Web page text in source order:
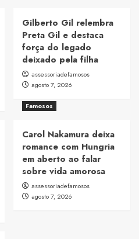
Gilberto Gil relembra
Preta Gil e destaca
força do legado
deixado pela filha
assessoriadefamosos
agosto 7, 2026
Famosos
Carol Nakamura deixa
romance com Hungria
em aberto ao falar
sobre vida amorosa
assessoriadefamosos
agosto 7, 2026